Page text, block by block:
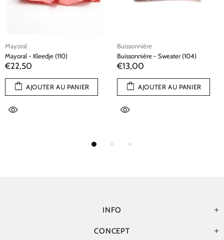
Mayoral
Mayoral - Kleedje (110)
€22,50
AJOUTER AU PANIER
Buissonnière
Buissonnière - Sweater (104)
€13,00
AJOUTER AU PANIER
INFO
CONCEPT